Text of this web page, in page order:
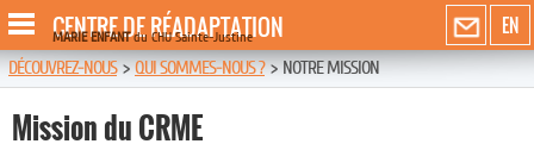
EN
CENTRE DE RÉADAPTATION
MARIE ENFANTdu CHU Sainte-Justine
DÉCOUVREZ-NOUS>QUI SOMMES-NOUS ?>NOTRE MISSION
Mission du CRME